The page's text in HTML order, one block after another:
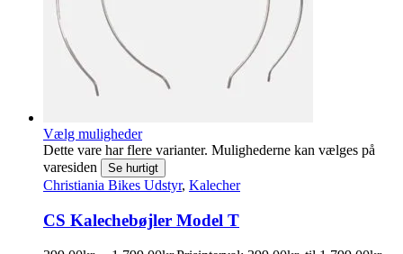
Vælg muligheder
Dette vare har flere varianter. Mulighederne kan vælges på
varesiden
Se hurtigt
Christiania Bikes Udstyr, Kalecher
CS Kalechebøjler Model T